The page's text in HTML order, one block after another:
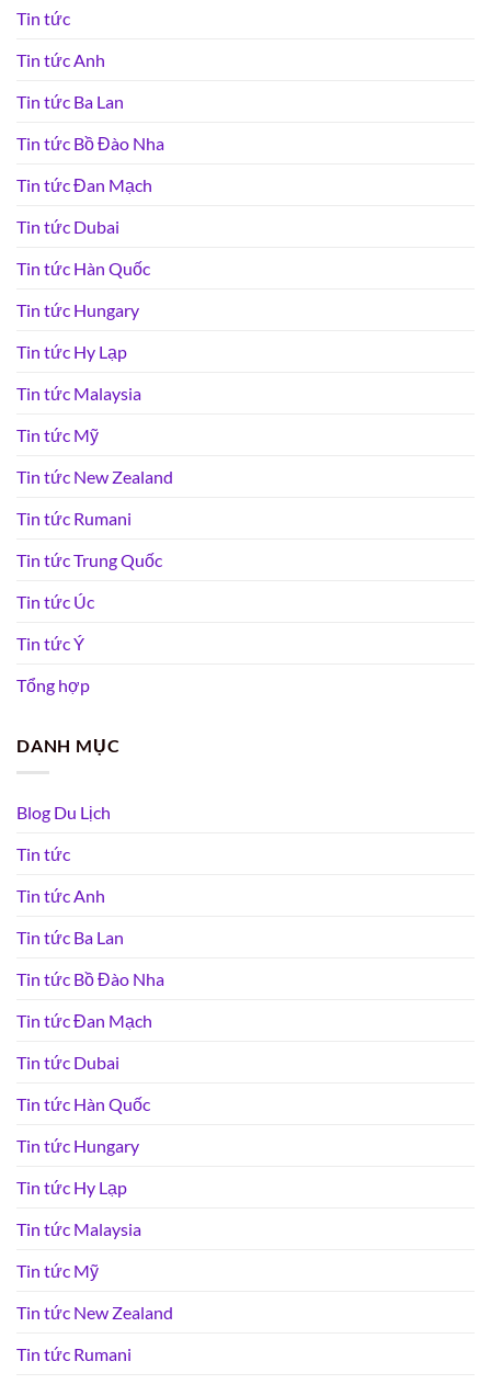
Tin tức
Tin tức Anh
Tin tức Ba Lan
Tin tức Bồ Đào Nha
Tin tức Đan Mạch
Tin tức Dubai
Tin tức Hàn Quốc
Tin tức Hungary
Tin tức Hy Lạp
Tin tức Malaysia
Tin tức Mỹ
Tin tức New Zealand
Tin tức Rumani
Tin tức Trung Quốc
Tin tức Úc
Tin tức Ý
Tổng hợp
DANH MỤC
Blog Du Lịch
Tin tức
Tin tức Anh
Tin tức Ba Lan
Tin tức Bồ Đào Nha
Tin tức Đan Mạch
Tin tức Dubai
Tin tức Hàn Quốc
Tin tức Hungary
Tin tức Hy Lạp
Tin tức Malaysia
Tin tức Mỹ
Tin tức New Zealand
Tin tức Rumani